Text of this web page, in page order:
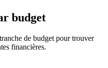
budget
de budget pour trouver
financières.